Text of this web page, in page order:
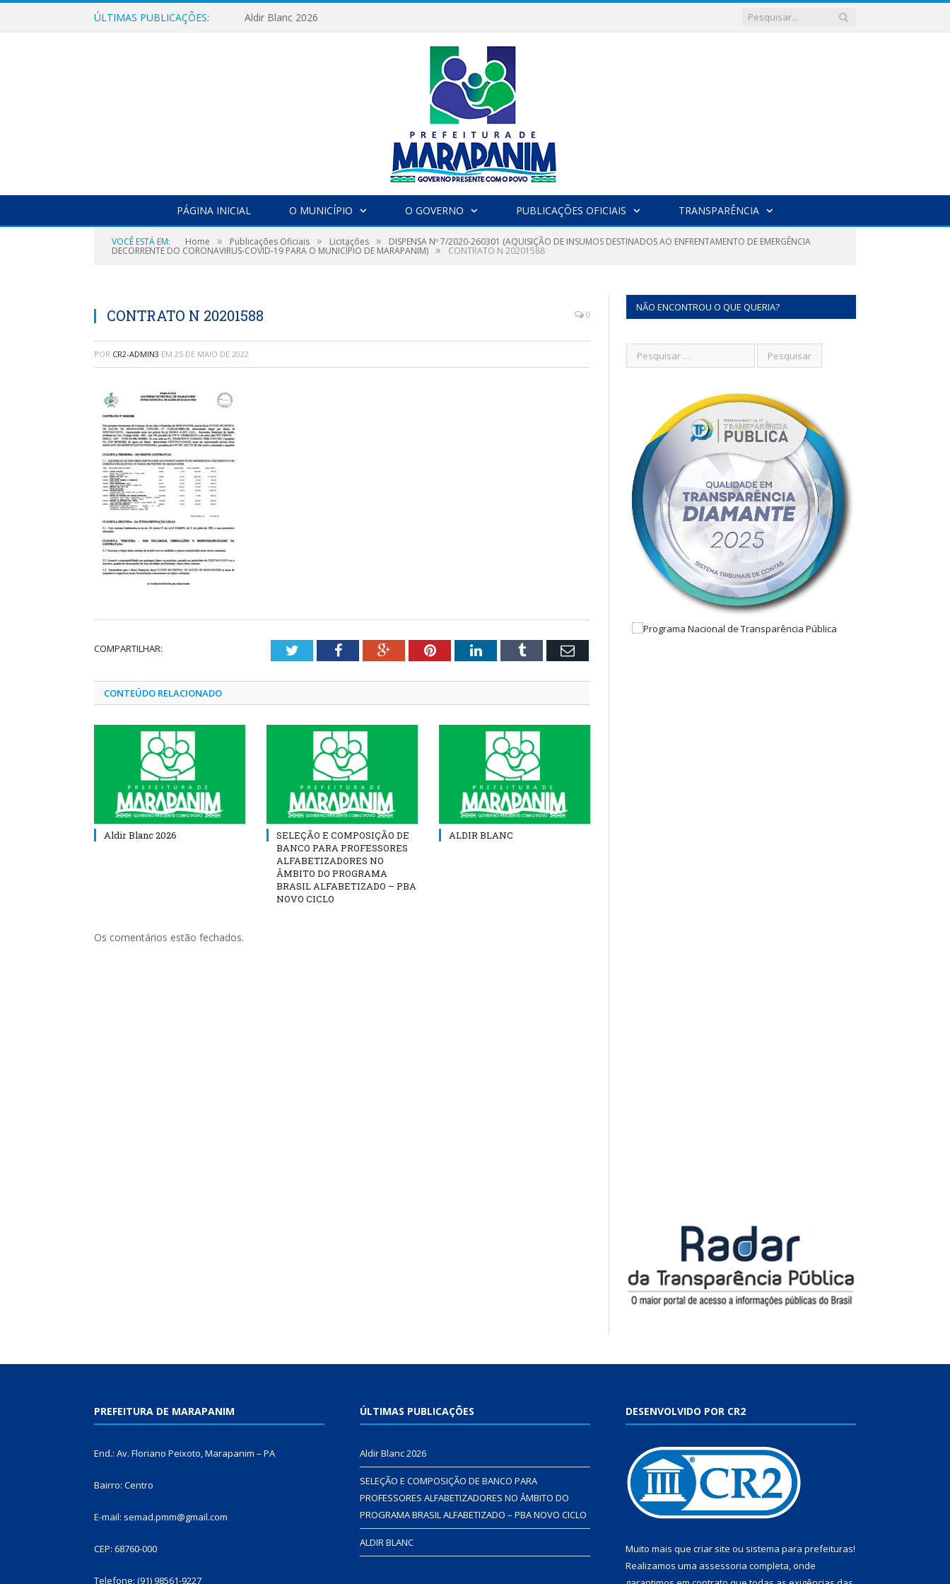
ÚLTIMAS PUBLICAÇÕES: Aldir Blanc 2026
PÁGINA INICIAL O MUNICÍPIO O GOVERNO PUBLICAÇÕES OFICIAIS TRANSPARÊNCIA
VOCÊ ESTÁ EM: Home » Publicações Oficiais » Licitações » DISPENSA Nº 7/2020-260301 (AQUISIÇÃO DE INSUMOS DESTINADOS AO ENFRENTAMENTO DE EMERGÊNCIA
DECORRENTE DO CORONAVIRUS-COVID-19 PARA O MUNICÍPIO DE MARAPANIM) » CONTRATO N 20201588
CONTRATO N 20201588 0
POR CR2-ADMIN3 EM 25 DE MAIO DE 2022
COMPARTILHAR: TwitterFacebookGoogle+PinterestLinkedInTumblr Email
CONTEÚDO RELACIONADO
Aldir Blanc 2026
SELEÇÃO E COMPOSIÇÃO DE
BANCO PARA PROFESSORES
ALFABETIZADORES NO
ÂMBITO DO PROGRAMA
BRASIL ALFABETIZADO – PBA
NOVO CICLO
ALDIR BLANC
Os comentários estão fechados.
NÃO ENCONTROU O QUE QUERIA?
PREFEITURA DE MARAPANIM
End.: Av. Floriano Peixoto, Marapanim – PA
Bairro: Centro
E-mail: semad.pmm@gmail.com
CEP: 68760-000
Telefone: (91) 98561-9227
ÚLTIMAS PUBLICAÇÕES
Aldir Blanc 2026
SELEÇÃO E COMPOSIÇÃO DE BANCO PARA
PROFESSORES ALFABETIZADORES NO ÂMBITO DO
PROGRAMA BRASIL ALFABETIZADO – PBA NOVO CICLO
ALDIR BLANC
DESENVOLVIDO POR CR2
Muito mais que criar site ou sistema para prefeituras!
Realizamos uma assessoria completa, onde